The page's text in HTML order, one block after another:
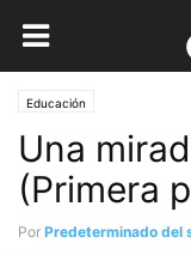
Educación
Una
(Primera
Por Predeterminado del